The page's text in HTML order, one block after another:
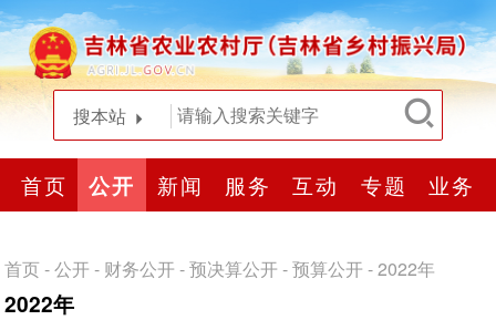
搜本站
首页 公开 新闻 服务 互动 专题 业务
首页-公开 - 财务公开 -预决算公开 -预算公开 -2022年
2022年